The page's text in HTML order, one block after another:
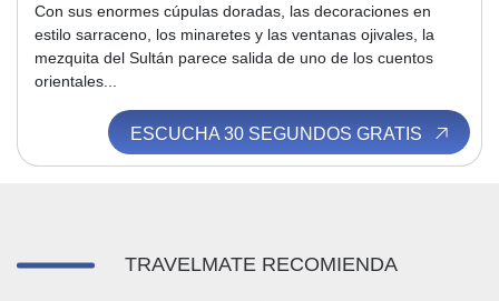
Con sus enormes cúpulas doradas, las decoraciones en
estilo sarraceno, los minaretes y las ventanas ojivales, la
mezquita del Sultán parece salida de uno de los cuentos
orientales...
ESCUCHA 30 SEGUNDOS GRATIS
TRAVELMATE RECOMIENDA